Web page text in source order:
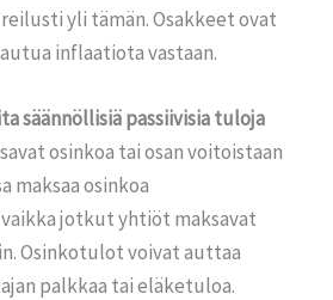
yli tämän. Osakkeet ovat
inflaatiota vastaan.
säännöllisiä passiivisia tuloja
osinkoa tai osan voitoistaan
maksaa osinkoa
jotkut yhtiöt maksavat
Osinkotulot voivat auttaa
palkkaa tai eläketuloa.